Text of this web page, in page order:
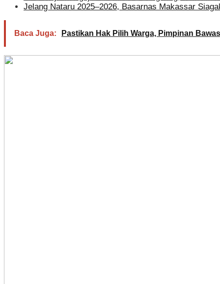
Jelang Nataru 2025–2026, Basarnas Makassar
Baca Juga: Pastikan Hak Pilih Warga, Pimpinan